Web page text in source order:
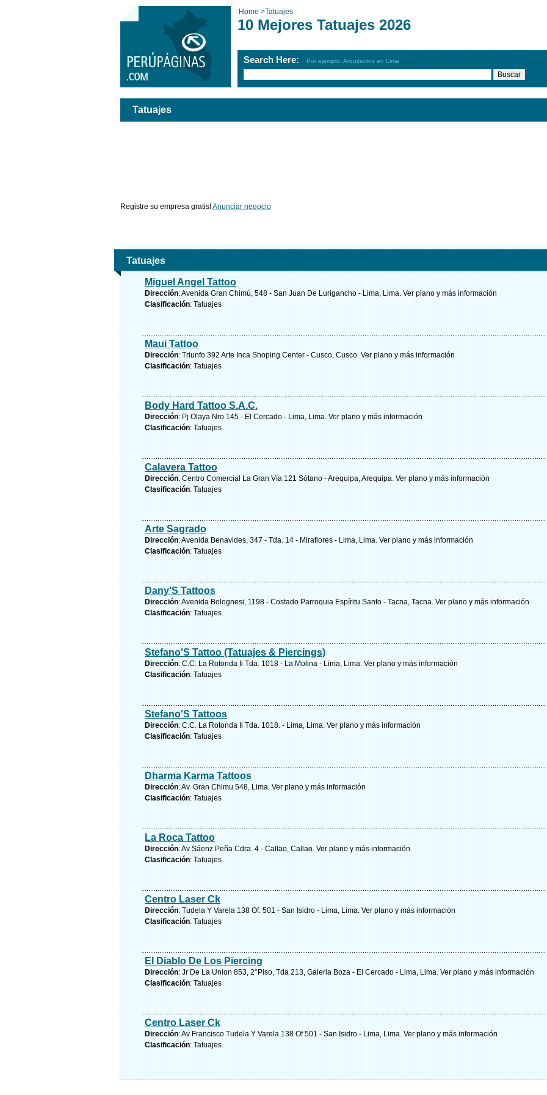
Home >Tatuajes
10 Mejores Tatuajes 2026
Search Here: Por ejemplo: Arquitectos en Lima
Tatuajes
Registre su empresa gratis!Anunciar negocio
Tatuajes
Miguel Angel Tattoo
Dirección: Avenida Gran Chimú, 548 - San Juan De Lurigancho - Lima, Lima. Ver plano y más información
Clasificación: Tatuajes
Maui Tattoo
Dirección: Triunfo 392 Arte Inca Shoping Center - Cusco, Cusco. Ver plano y más información
Clasificación: Tatuajes
Body Hard Tattoo S.A.C.
Dirección: Pj Olaya Nro 145 - El Cercado - Lima, Lima. Ver plano y más información
Clasificación: Tatuajes
Calavera Tattoo
Dirección: Centro Comercial La Gran Vía 121 Sótano - Arequipa, Arequipa. Ver plano y más información
Clasificación: Tatuajes
Arte Sagrado
Dirección: Avenida Benavides, 347 - Tda. 14 - Miraflores - Lima, Lima. Ver plano y más información
Clasificación: Tatuajes
Dany'S Tattoos
Dirección: Avenida Bolognesi, 1198 - Costado Parroquia Espíritu Santo - Tacna, Tacna. Ver plano y más información
Clasificación: Tatuajes
Stefano'S Tattoo (Tatuajes & Piercings)
Dirección: C.C. La Rotonda Ii Tda. 1018 - La Molina - Lima, Lima. Ver plano y más información
Clasificación: Tatuajes
Stefano'S Tattoos
Dirección: C.C. La Rotonda Ii Tda. 1018. - Lima, Lima. Ver plano y más información
Clasificación: Tatuajes
Dharma Karma Tattoos
Dirección: Av. Gran Chimu 548, Lima. Ver plano y más información
Clasificación: Tatuajes
La Roca Tattoo
Dirección: Av Sáenz Peña Cdra. 4 - Callao, Callao. Ver plano y más información
Clasificación: Tatuajes
Centro Laser Ck
Dirección: Tudela Y Varela 138 Of. 501 - San Isidro - Lima, Lima. Ver plano y más información
Clasificación: Tatuajes
El Diablo De Los Piercing
Dirección: Jr De La Union 853, 2°Piso, Tda 213, Galeria Boza - El Cercado - Lima, Lima. Ver plano y más información
Clasificación: Tatuajes
Centro Laser Ck
Dirección: Av Francisco Tudela Y Varela 138 Of 501 - San Isidro - Lima, Lima. Ver plano y más información
Clasificación: Tatuajes